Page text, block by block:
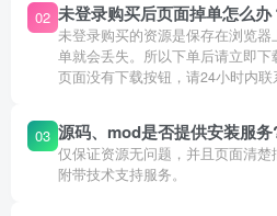
02 未登录购买后页面掉单怎么办
未登录购买的资源是保存在浏览
单就会丢失。所以下单后请立即
页面没有下载按钮，请24小时内联
03 源码、mod是否提供安装服
仅保证资源无问题，并且页面清
附带技术支持服务。